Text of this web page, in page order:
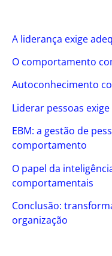
A liderança exige
O comportamento
Autoconhecimento
Liderar pessoas
EBM: a gestão de
comportamento
O papel da
comportamentais
Conclusão:
organização